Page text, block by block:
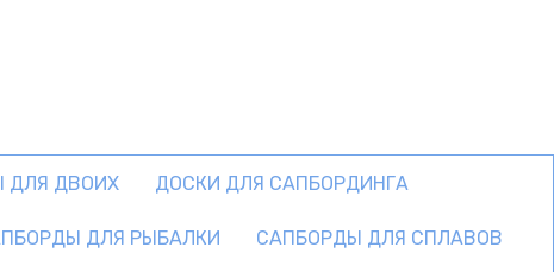
ДЛЯ ДВОИХ ДОСКИ ДЛЯ САПБОРДИНГА
ДЛЯ РЫБАЛКИ САПБОРДЫ ДЛЯ СПЛАВОВ